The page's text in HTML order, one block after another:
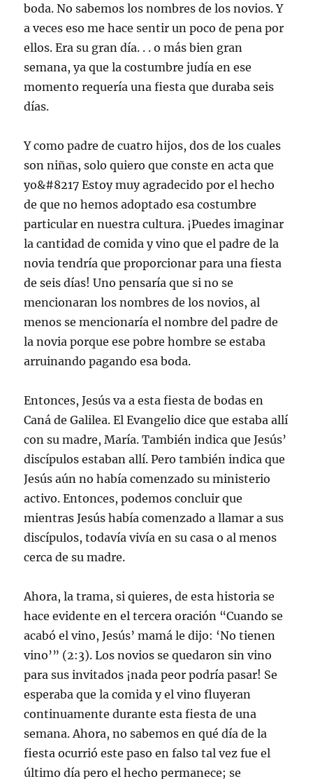
boda. No sabemos los nombres de los novios. Y
a veces eso me hace sentir un poco de pena por
ellos. Era su gran día. . . o más bien gran
semana, ya que la costumbre judía en ese
momento requería una fiesta que duraba seis
días.
Y como padre de cuatro hijos, dos de los cuales
son niñas, solo quiero que conste en acta que
yo&#8217 Estoy muy agradecido por el hecho
de que no hemos adoptado esa costumbre
particular en nuestra cultura. ¡Puedes imaginar
la cantidad de comida y vino que el padre de la
novia tendría que proporcionar para una fiesta
de seis días! Uno pensaría que si no se
mencionaran los nombres de los novios, al
menos se mencionaría el nombre del padre de
la novia porque ese pobre hombre se estaba
arruinando pagando esa boda.
Entonces, Jesús va a esta fiesta de bodas en
Caná de Galilea. El Evangelio dice que estaba allí
con su madre, María. También indica que Jesús’
discípulos estaban allí. Pero también indica que
Jesús aún no había comenzado su ministerio
activo. Entonces, podemos concluir que
mientras Jesús había comenzado a llamar a sus
discípulos, todavía vivía en su casa o al menos
cerca de su madre.
Ahora, la trama, si quieres, de esta historia se
hace evidente en el tercera oración “Cuando se
acabó el vino, Jesús’ mamá le dijo: ‘No tienen
vino’” (2:3). Los novios se quedaron sin vino
para sus invitados ¡nada peor podría pasar! Se
esperaba que la comida y el vino fluyeran
continuamente durante esta fiesta de una
semana. Ahora, no sabemos en qué día de la
fiesta ocurrió este paso en falso tal vez fue el
último día pero el hecho permanece; se